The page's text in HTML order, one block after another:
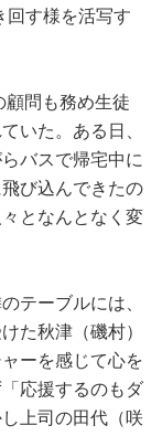
回す様を活写す
問も務め生徒
いた。ある日、
バスで帰宅中に
び込んできたの
となんとなく変
テーブルには、
た秋津（磯村）
ーを感じて心を
応援するのもダ
上司の田代（咲